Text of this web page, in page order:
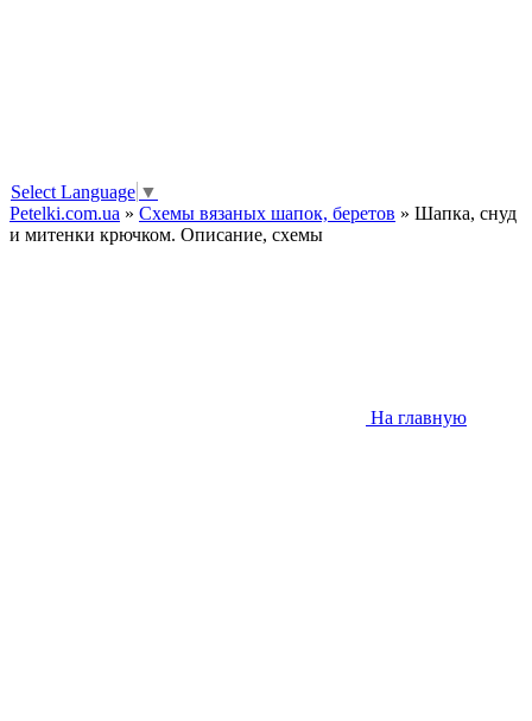
Select Language ▼
Petelki.com.ua » Схемы вязаных шапок, беретов » Шапка, снуд
и митенки крючком. Описание, схемы
На главную